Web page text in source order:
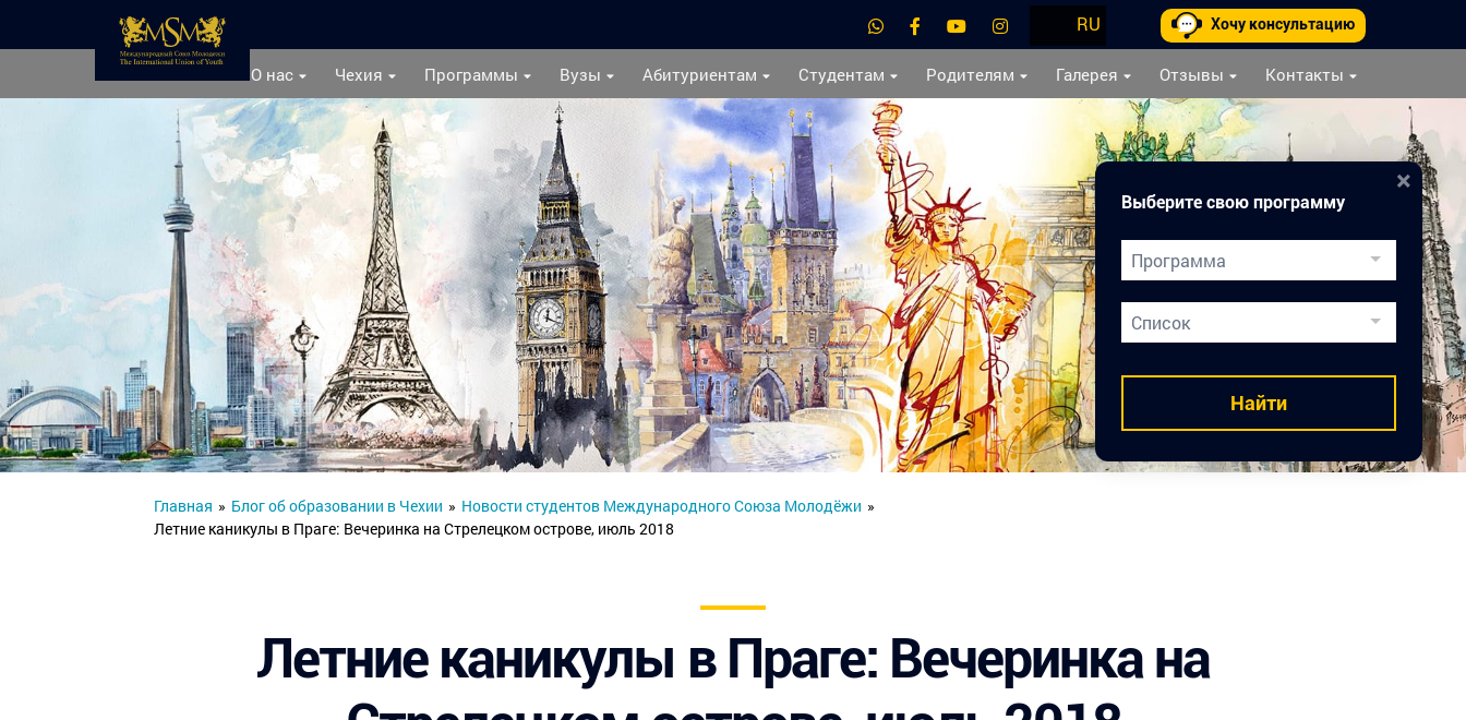
RU Хочу консультацию
О нас Чехия Программы Вузы Абитуриентам Студентам Родителям Галерея Отзывы Контакты
×
Выберите свою программу
Программа
Двойной Диплом
Подготовка к вузам
Медицинское образование
Карьера врача
Каникулы в Праге
Список
Найти
Главная » Блог об образовании в Чехии » Новости студентов Международного Союза Молодёжи »
Летние каникулы в Праге: Вечеринка на Стрелецком острове, июль 2018
Летние каникулы в Праге: Вечеринка на